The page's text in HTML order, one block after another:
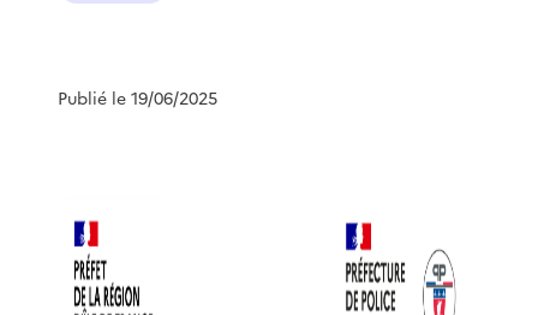
Publié le 19/06/2025